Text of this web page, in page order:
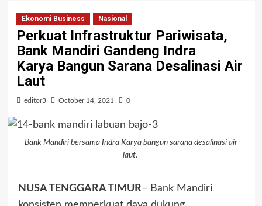
Ekonomi Business Nasional
Perkuat Infrastruktur Pariwisata,
Bank Mandiri Gandeng Indra
Karya Bangun Sarana Desalinasi Air
Laut
editor3 October 14, 2021 0
Bank Mandiri bersama Indra Karya bangun sarana desalinasi air
laut.
NUSA TENGGARA TIMUR– Bank Mandiri